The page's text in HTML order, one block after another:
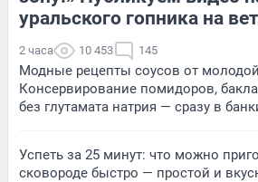
уральского гопника на
2 часа 10 453 145
Модные рецепты соусов от
Консервирование помидоров,
без глутамата натрия — сразу в
Успеть за 25 минут: что можно
сковороде быстро — простой и